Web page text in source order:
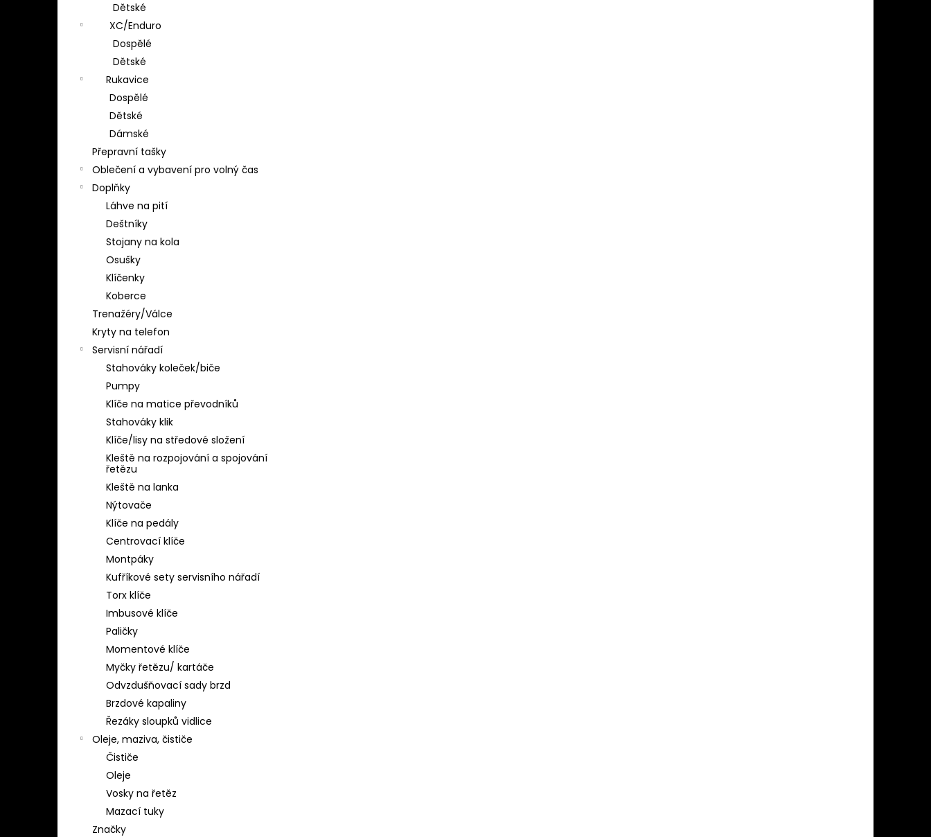
Dětské
XC/Enduro
Dospělé
Dětské
Rukavice
Dospělé
Dětské
Dámské
Přepravní tašky
Oblečení a vybavení pro volný čas
Doplňky
Láhve na pití
Deštníky
Stojany na kola
Osušky
Klíčenky
Koberce
Trenažéry/Válce
Kryty na telefon
Servisní nářadí
Stahováky koleček/biče
Pumpy
Klíče na matice převodníků
Stahováky klik
Klíče/lisy na středové složení
Kleště na rozpojování a spojování
řetězu
Kleště na lanka
Nýtovače
Klíče na pedály
Centrovací klíče
Montpáky
Kufříkové sety servisního nářadí
Torx klíče
Imbusové klíče
Paličky
Momentové klíče
Myčky řetězu/ kartáče
Odvzdušňovací sady brzd
Brzdové kapaliny
Řezáky sloupků vidlice
Oleje, maziva, čističe
Čističe
Oleje
Vosky na řetěz
Mazací tuky
Značky